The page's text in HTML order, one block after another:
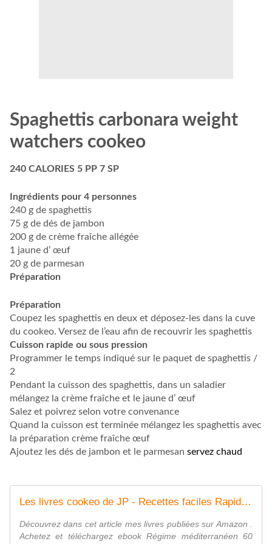
Spaghettis carbonara weight
watchers cookeo
240 CALORIES 5 PP 7 SP
Ingrédients pour 4 personnes
240 g de spaghettis
75 g de dés de jambon
200 g de crème fraîche allégée
1 jaune d’ œuf
20 g de parmesan
Préparation
Préparation
Coupez les spaghettis en deux et déposez-les dans la cuve
du cookeo. Versez de l’eau afin de recouvrir les spaghettis
Cuisson rapide ou sous pression
Programmer le temps indiqué sur le paquet de spaghettis /
2
Pendant la cuisson des spaghettis, dans un saladier
mélangez la crème fraîche et le jaune d’ œuf
Salez et poivrez selon votre convenance
Quand la cuisson est terminée mélangez les spaghettis avec
la préparation crème fraîche œuf
Ajoutez les dés de jambon et le parmesan servez chaud
Les livres cookeo de JP - Recettes faciles Rapides au Cookeo et autres robots ou sans
Découvrez dans cet article mes livres publiées sur Amazon .
Achetez et téléchargez ebook Régime méditerranéen 60